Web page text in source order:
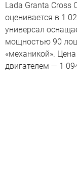
Lada Granta Cross
оценивается в 1
универсал
мощностью 90
«механикой».
двигателем — 1